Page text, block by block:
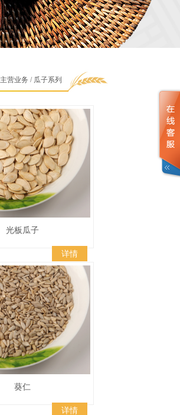
主营业务 / 瓜子系列
光板瓜子
详情
葵仁
详情